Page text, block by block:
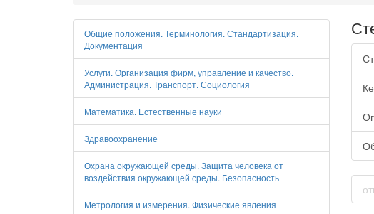
Общие положения. Терминология. Стандартизация.
Документация
Услуги. Организация фирм, управление и качество.
Администрация. Транспорт. Социология
Математика. Естественные науки
Здравоохранение
Охрана окружающей среды. Защита человека от
воздействия окружающей среды. Безопасность
Метрология и измерения. Физические явления